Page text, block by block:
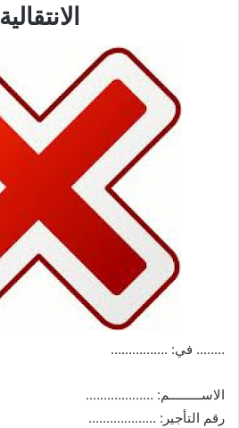
الانتقالية
…….. في: .……………
الاســـــــــم: ……………….
رقم التأجير: ……………….